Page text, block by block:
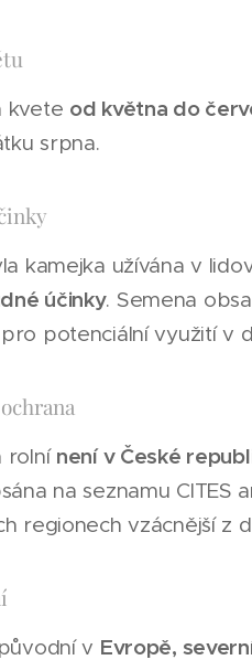
kvete od května do
srpna.
kamejka užívána v
účinky. Semena
potenciální využití v
rolní není v České
na seznamu CITES
regionech vzácnější z
v Evropě,